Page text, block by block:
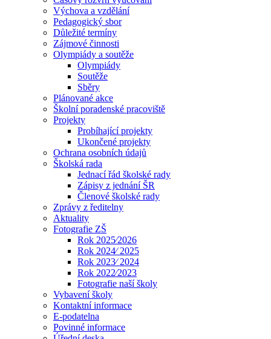
Výchova a vzdělání
Pedagogický sbor
Důležité termíny
Zájmové činnosti
Olympiády a soutěže
Olympiády
Soutěže
Sběry
Plánované akce
Školní poradenské pracoviště
Projekty
Probíhající projekty
Ukončené projekty
Ochrana osobních údajů
Školská rada
Jednací řád školské rady
Zápisy z jednání ŠR
Členové školské rady
Zprávy z ředitelny
Aktuality
Fotografie ZŠ
Rok 2025⁄2026
Rok 2024⁄ 2025
Rok 2023⁄ 2024
Rok 2022⁄2023
Fotografie naší školy
Vybavení školy
Kontaktní informace
E-podatelna
Povinné informace